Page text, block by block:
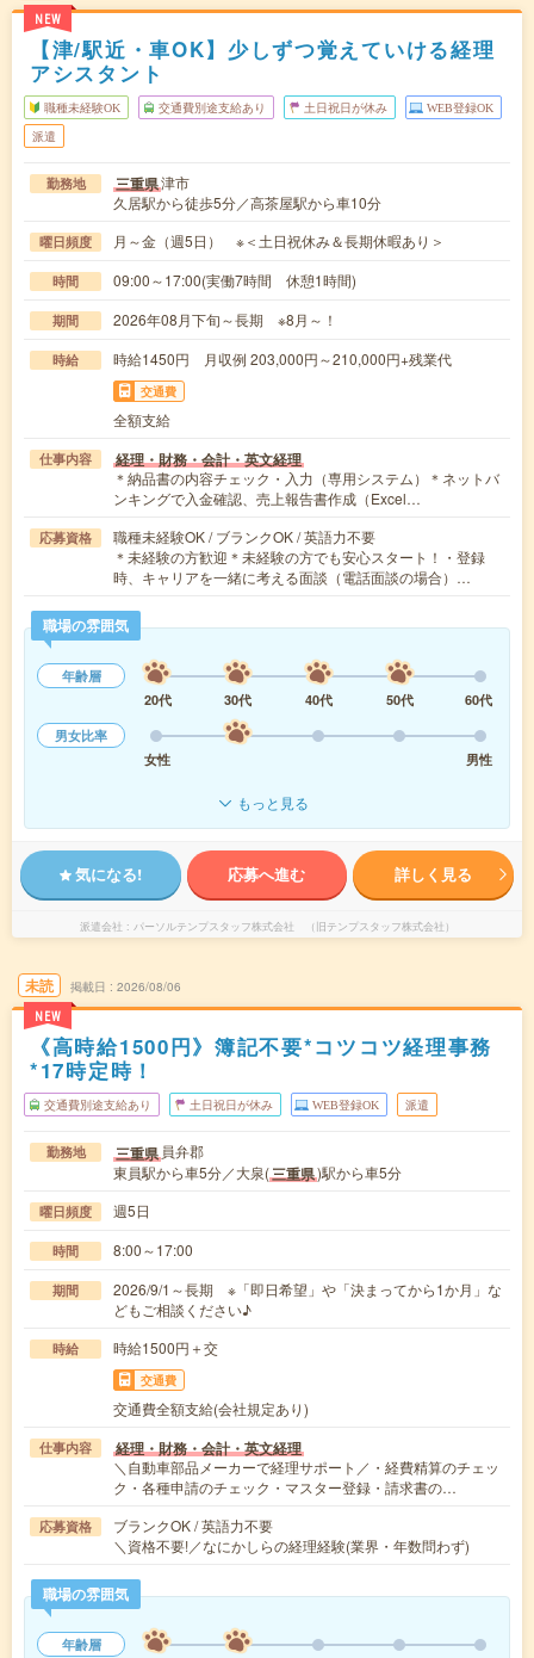
NEW
【津/駅近・車OK】少しずつ覚えていける経理
アシスタント
職種未経験OK 交通費別途支給あり 土日祝日が休み WEB登録OK
派遣
勤務地 三重県津市
久居駅から徒歩5分／高茶屋駅から車10分
曜日頻度 月～金（週5日） ※＜土日祝休み＆長期休暇あり＞
時間 09:00～17:00(実働7時間 休憩1時間)
期間 2026年08月下旬～長期 ※8月～！
時給 時給1450円 月収例 203,000円～210,000円+残業代
交通費
全額支給
仕事内容 経理・財務・会計・英文経理
＊納品書の内容チェック・入力（専用システム）＊ネットバ
ンキングで入金確認、売上報告書作成（Excel…
応募資格
職種未経験OK / ブランクOK / 英語力不要
＊未経験の方歓迎＊未経験の方でも安心スタート！・登録
時、キャリアを一緒に考える面談（電話面談の場合）…
職場の雰囲気
年齢層
20代
30代 40代 50代
60代
男女比率
女性
男性
もっと見る
気になる! 応募へ進む 詳しく見る
派遣会社 パーソルテンプスタッフ株式会社 （旧テンプスタッフ株式会社）
未読
NEW
掲載日 2026/08/06
《高時給1500円》簿記不要*コツコツ経理事務
*17時定時！
交通費別途支給あり 土日祝日が休み WEB登録OK 派遣
勤務地 三重県 員弁郡
東員駅から車5分／大泉(三重県)駅から車5分
曜日頻度 週5日
時間 8:00～17:00
期間
2026/9/1～長期 ※「即日希望」や「決まってから1か月」な
どもご相談ください♪
時給 時給1500円＋交
交通費
交通費全額支給(会社規定あり)
仕事内容 経理・財務・会計・英文経理
＼自動車部品メーカーで経理サポート／・経費精算のチェッ
ク・各種申請のチェック・マスター登録・請求書の…
応募資格
ブランクOK / 英語力不要
＼資格不要!／なにかしらの経理経験(業界・年数問わず)
職場の雰囲気
年齢層